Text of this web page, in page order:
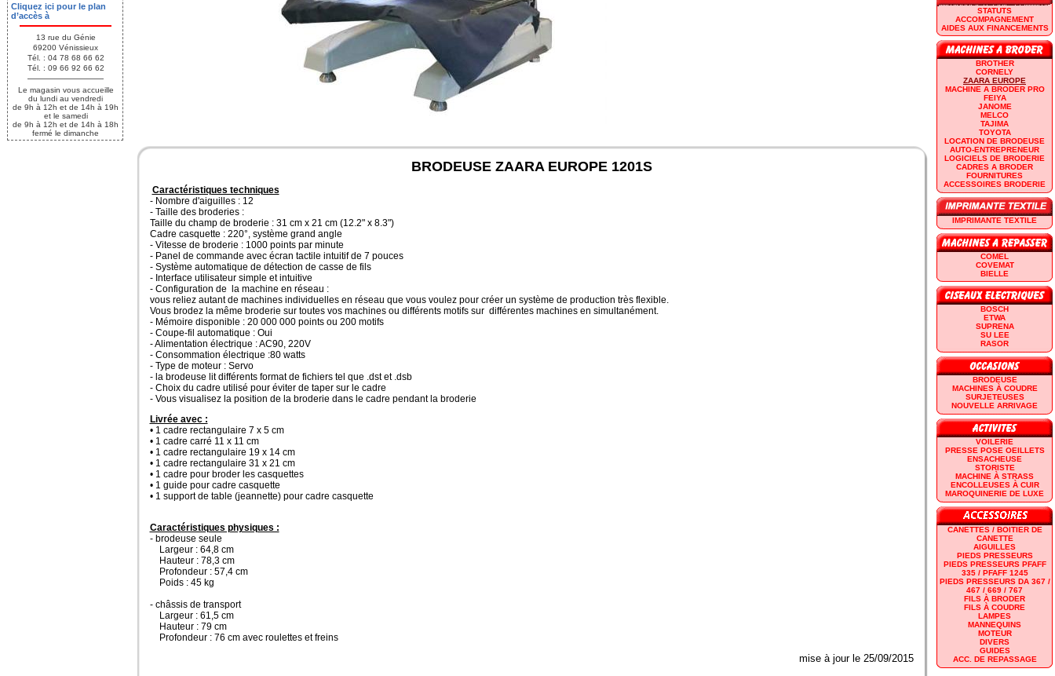
Cliquez ici pour le plan
d’accès à
13 rue du Génie
69200 Vénissieux
Tél. : 04 78 68 66 62
Tél. : 09 66 92 66 62
Le magasin vous accueille
du lundi au vendredi
de 9h à 12h et de 14h à 19h
et le samedi
de 9h à 12h et de 14h à 18h
fermé le dimanche
BRODEUSE ZAARA EUROPE 1201S
Caractéristiques techniques
- Nombre d'aiguilles : 12
- Taille des broderies :
Taille du champ de broderie : 31 cm x 21 cm (12.2" x 8.3")
Cadre casquette : 220°, système grand angle
- Vitesse de broderie : 1000 points par minute
- Panel de commande avec écran tactile intuitif de 7 pouces
- Système automatique de détection de casse de fils
- Interface utilisateur simple et intuitive
- Configuration de la machine en réseau :
vous reliez autant de machines individuelles en réseau que vous voulez pour créer un système de production très flexible.
Vous brodez la même broderie sur toutes vos machines ou différents motifs sur différentes machines en simultanément.
- Mémoire disponible : 20 000 000 points ou 200 motifs
- Coupe-fil automatique : Oui
- Alimentation électrique : AC90, 220V
- Consommation électrique :80 watts
- Type de moteur : Servo
- la brodeuse lit différents format de fichiers tel que .dst et .dsb
- Choix du cadre utilisé pour éviter de taper sur le cadre
- Vous visualisez la position de la broderie dans le cadre pendant la broderie
Livrée avec :
• 1 cadre rectangulaire 7 x 5 cm
• 1 cadre carré 11 x 11 cm
• 1 cadre rectangulaire 19 x 14 cm
• 1 cadre rectangulaire 31 x 21 cm
• 1 cadre pour broder les casquettes
• 1 guide pour cadre casquette
• 1 support de table (jeannette) pour cadre casquette
Caractéristiques physiques :
- brodeuse seule
Largeur : 64,8 cm
Hauteur : 78,3 cm
Profondeur : 57,4 cm
Poids : 45 kg
- châssis de transport
Largeur : 61,5 cm
Hauteur : 79 cm
Profondeur : 76 cm avec roulettes et freins
mise à jour le 25/09/2015
STATUTS
ACCOMPAGNEMENT
AIDES AUX FINANCEMENTS
BROTHER
CORNELY
ZAARA EUROPE
MACHINE A BRODER PRO
FEIYA
JANOME
MELCO
TAJIMA
TOYOTA
LOCATION DE BRODEUSE
AUTO-ENTREPRENEUR
LOGICIELS DE BRODERIE
CADRES A BRODER
FOURNITURES
ACCESSOIRES BRODERIE
IMPRIMANTE TEXTILE
COMEL
COVEMAT
BIELLE
BOSCH
ETWA
SUPRENA
SU LEE
RASOR
BRODEUSE
MACHINES À COUDRE
SURJETEUSES
NOUVELLE ARRIVAGE
VOILERIE
PRESSE POSE OEILLETS
ENSACHEUSE
STORISTE
MACHINE À STRASS
ENCOLLEUSES À CUIR
MAROQUINERIE DE LUXE
CANETTES / BOITIER DE
CANETTE
AIGUILLES
PIEDS PRESSEURS
PIEDS PRESSEURS PFAFF
335 / PFAFF 1245
PIEDS PRESSEURS DA 367 /
467 / 669 / 767
FILS À BRODER
FILS À COUDRE
LAMPES
MANNEQUINS
MOTEUR
DIVERS
GUIDES
ACC. DE REPASSAGE